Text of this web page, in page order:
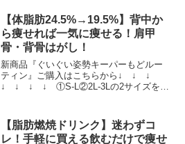
【体脂肪24.5%→19.5%】背中か
ら痩せれば一気に痩せる！肩甲
骨・背骨はがし！
新商品『ぐいぐい姿勢キーパーもどルー
ティン』ご購入はこちらから↓ ↓ ↓
↓ ↓ ↓ ↓ ①S-L②2L-3Lの2サイズをご
ことをオススメさせて頂きます。■書籍
『痩せる...
【脂肪燃焼ドリンク】迷わずコ
レ！手軽に買える飲むだけで痩せ